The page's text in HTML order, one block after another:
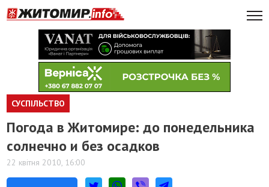
СУСПІЛЬСТВО
Погода в Житомире: до понедельника
солнечно и без осадков
22 квітня 2010, 16:00